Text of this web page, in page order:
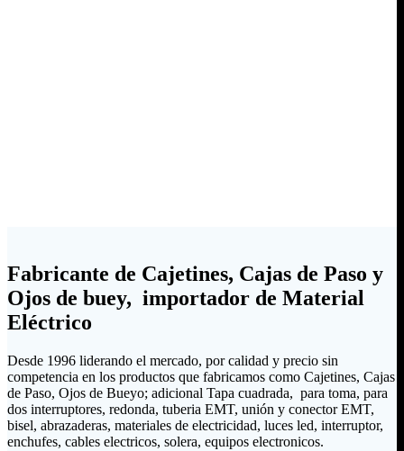
Fabricante de Cajetines, Cajas de Paso y
Ojos de buey, importador de Material
Eléctrico
Desde 1996 liderando el mercado, por calidad y precio sin
competencia en los productos que fabricamos como Cajetines, Cajas
de Paso, Ojos de Bueyo; adicional Tapa cuadrada, para toma, para
dos interruptores, redonda, tuberia EMT, unión y conector EMT,
bisel, abrazaderas, materiales de electricidad, luces led, interruptor,
enchufes, cables electricos, solera, equipos electronicos.